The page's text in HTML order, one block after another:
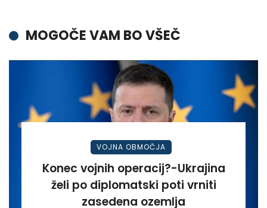
MOGOČE VAM BO VŠEČ
VOJNA OBMOČJA
Konec vojnih operacij?-Ukrajina
želi po diplomatski poti vrniti
zasedena ozemlja